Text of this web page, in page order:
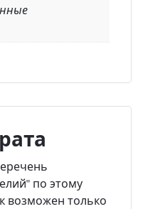
по этому
возможен только